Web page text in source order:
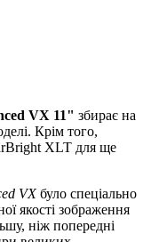
VX 11" збирає на
Крім того,
XLT для ще
VXбуло спеціально
якості зображення
ніж попередні